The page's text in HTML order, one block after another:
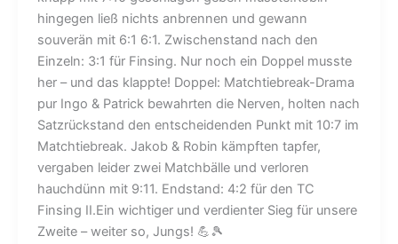
hingegen ließ nichts anbrennen und gewann
souverän mit 6:1 6:1. Zwischenstand nach den
Einzeln: 3:1 für Finsing. Nur noch ein Doppel musste
her – und das klappte! Doppel: Matchtiebreak-Drama
pur Ingo & Patrick bewahrten die Nerven, holten nach
Satzrückstand den entscheidenden Punkt mit 10:7 im
Matchtiebreak. Jakob & Robin kämpften tapfer,
vergaben leider zwei Matchbälle und verloren
hauchdünn mit 9:11. Endstand: 4:2 für den TC
Finsing II.Ein wichtiger und verdienter Sieg für unsere
Zweite – weiter so, Jungs! 💪🎾